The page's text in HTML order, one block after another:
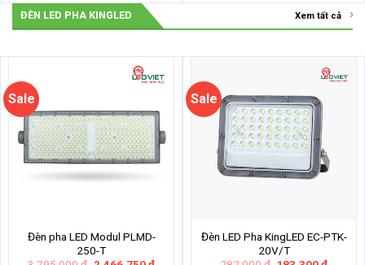
ĐÈN LED PHA KINGLED Xem tất cả
Sale
Đèn pha LED Modul PLMD-
250-T
Sale
Đèn LED Pha KingLED EC-PTK-
20V/T